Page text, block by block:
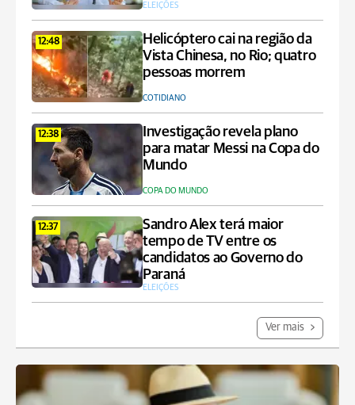
ELEIÇÕES
12:48
Helicóptero cai na região da
Vista Chinesa, no Rio; quatro
pessoas morrem
COTIDIANO
12:38
Investigação revela plano
para matar Messi na Copa do
Mundo
COPA DO MUNDO
12:37
Sandro Alex terá maior
tempo de TV entre os
candidatos ao Governo do
Paraná
ELEIÇÕES
Ver mais